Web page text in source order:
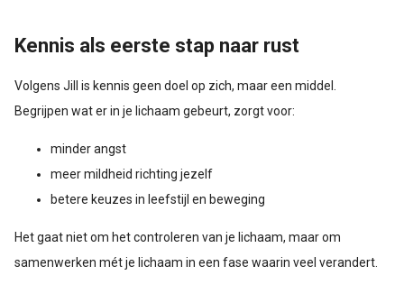
Kennis als eerste stap naar rust
Volgens Jill is kennis geen doel op zich, maar een middel.
Begrijpen wat er in je lichaam gebeurt, zorgt voor:
minder angst
meer mildheid richting jezelf
betere keuzes in leefstijl en beweging
Het gaat niet om het controleren van je lichaam, maar om
samenwerken mét je lichaam in een fase waarin veel verandert.